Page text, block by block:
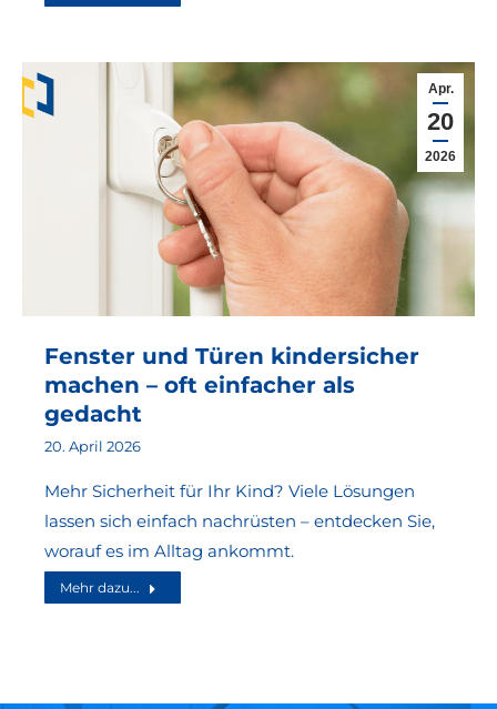
Apr.
20
2026
Fenster und Türen kindersicher
machen – oft einfacher als
gedacht
20. April 2026
Mehr Sicherheit für Ihr Kind? Viele Lösungen
lassen sich einfach nachrüsten – entdecken Sie,
worauf es im Alltag ankommt.
Mehr dazu...